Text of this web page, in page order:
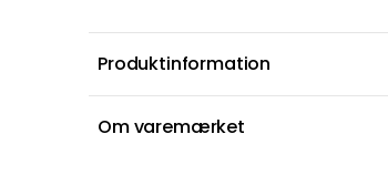
Produktinformation
Om varemærket